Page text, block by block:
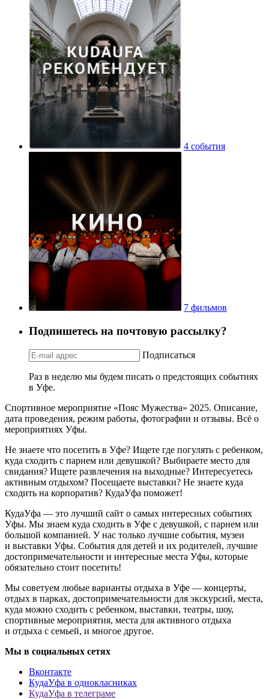
4 события
7 фильмов
Подпишетесь на почтовую рассылку?
Подписаться
Раз в неделю мы будем писать о предстоящих событиях
в Уфе.
Спортивное мероприятие «Пояс Мужества» 2025. Описание,
дата проведения, режим работы, фотографии и отзывы. Всё о
мероприятиях Уфы.
Не знаете что посетить в Уфе? Ищете где погулять с ребенком,
куда сходить с парнем или девушкой? Выбираете место для
свидания? Ищете развлечения на выходные? Интересуетесь
активным отдыхом? Посещаете выставки? Не знаете куда
сходить на корпоратив? КудаУфа поможет!
КудаУфа — это лучший сайт о самых интересных событиях
Уфы. Мы знаем куда сходить в Уфе с девушкой, с парнем или
большой компанией. У нас только лучшие события, музеи
и выставки Уфы. События для детей и их родителей, лучшие
достопримечательности и интересные места Уфы, которые
обязательно стоит посетить!
Мы советуем любые варианты отдыха в Уфе — концерты,
отдых в парках, достопримечательности для экскурсий, места,
куда можно сходить с ребенком, выставки, театры, шоу,
спортивные мероприятия, места для активного отдыха
и отдыха с семьей, и многое другое.
Мы в социальных сетях
Вконтакте
КудаУфа в однокласниках
КудаУфа в телеграме